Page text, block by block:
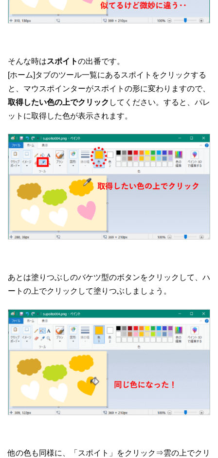
そんな時はスポイトの出番です。
[ホーム]タブのツール一覧にあるスポイトをクリックする
と、マウスポインターがスポイトの形に変わりますので、
取得したい色の上でクリック してください。すると、パレ
ットに取得した色が表示されます。
あとは塗りつぶしのバケツ型のボタンをクリックして、ハ
ートの上でクリックして塗りつぶしましょう。
他の色も同様に、「スポイト」をクリック⇒雲の上でクリ